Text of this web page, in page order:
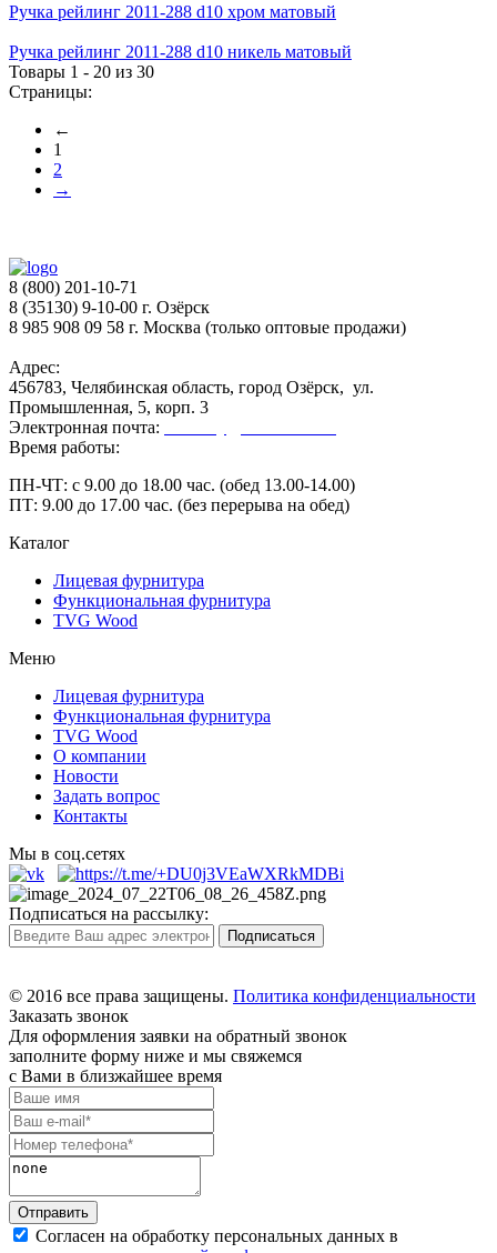
Ручка рейлинг 2011-288 d10 хром матовый
Ручка рейлинг 2011-288 d10 никель матовый
Товары 1 - 20 из 30
Страницы:
←
1
2
→
8 (800) 201-10-71
8 (35130) 9-10-00 г. Озёрск
8 985 908 09 58 г. Москва (только оптовые продажи)
Адрес:
456783, Челябинская область, город Озёрск, ул.
Промышленная, 5, корп. 3
Электронная почта:
Время работы:
ПН-ЧТ: с 9.00 до 18.00 час. (обед 13.00-14.00)
ПТ: 9.00 до 17.00 час. (без перерыва на обед)
Каталог
Лицевая фурнитура
Функциональная фурнитура
TVG Wood
Меню
Лицевая фурнитура
Функциональная фурнитура
TVG Wood
О компании
Новости
Задать вопрос
Контакты
Мы в соц.сетях
Подписаться на рассылку:
© 2016 все права защищены. Политика конфиденциальности
Заказать звонок
Для оформления заявки на обратный звонок
заполните форму ниже и мы свяжемся
с Вами в близжайшее время
Согласен на обработку персональных данных в